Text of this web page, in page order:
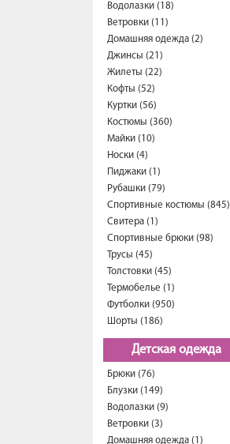
Водолазки (18)
Ветровки (11)
Домашняя одежда (2)
Джинсы (21)
Жилеты (22)
Кофты (52)
Куртки (56)
Костюмы (360)
Майки (10)
Носки (4)
Пиджаки (1)
Рубашки (79)
Спортивные костюмы (845)
Свитера (1)
Спортивные брюки (98)
Трусы (45)
Толстовки (45)
Термобелье (1)
Футболки (950)
Шорты (186)
Детская одежда
Брюки (76)
Блузки (149)
Водолазки (9)
Ветровки (3)
Домашняя одежда (1)